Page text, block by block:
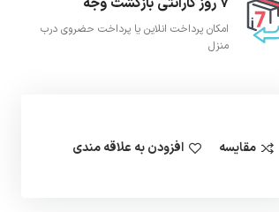
امکان پرداخت انلاین یا پرداخت حضروی درب
منزل
مقایسه افزودن به علاقه مندی